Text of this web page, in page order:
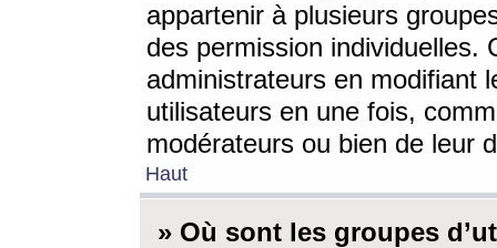
appartenir à plusieurs
des permission individuelles.
administrateurs en modifiant
utilisateurs en une fois,
modérateurs ou bien de leur
Haut
» Où sont les groupes